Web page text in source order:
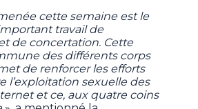
cette semaine est le
travail de
de concertation. Cette
des différents corps
de renforcer les efforts
l’exploitation sexuelle des
et ce, aux quatre coins